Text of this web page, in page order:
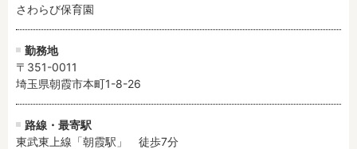
さわらび保育園
勤務地
〒351-0011
埼玉県朝霞市本町1-8-26
路線・最寄駅
東武東上線「朝霞駅」　徒歩7分